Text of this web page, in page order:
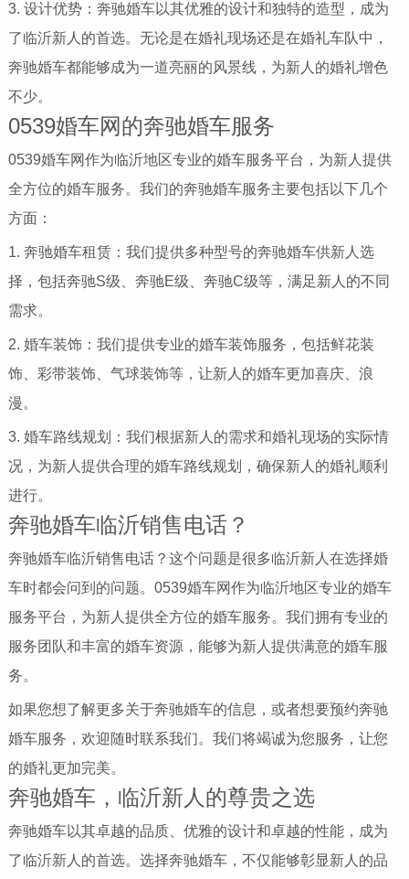
3. 设计优势：奔驰婚车以其优雅的设计和独特的造型，成为
了临沂新人的首选。无论是在婚礼现场还是在婚礼车队中，
奔驰婚车都能够成为一道亮丽的风景线，为新人的婚礼增色
不少。
0539婚车网的奔驰婚车服务
0539婚车网作为临沂地区专业的婚车服务平台，为新人提供
全方位的婚车服务。我们的奔驰婚车服务主要包括以下几个
方面：
1. 奔驰婚车租赁：我们提供多种型号的奔驰婚车供新人选
择，包括奔驰S级、奔驰E级、奔驰C级等，满足新人的不同
需求。
2. 婚车装饰：我们提供专业的婚车装饰服务，包括鲜花装
饰、彩带装饰、气球装饰等，让新人的婚车更加喜庆、浪
漫。
3. 婚车路线规划：我们根据新人的需求和婚礼现场的实际情
况，为新人提供合理的婚车路线规划，确保新人的婚礼顺利
进行。
奔驰婚车临沂销售电话？
奔驰婚车临沂销售电话？这个问题是很多临沂新人在选择婚
车时都会问到的问题。0539婚车网作为临沂地区专业的婚车
服务平台，为新人提供全方位的婚车服务。我们拥有专业的
服务团队和丰富的婚车资源，能够为新人提供满意的婚车服
务。
如果您想了解更多关于奔驰婚车的信息，或者想要预约奔驰
婚车服务，欢迎随时联系我们。我们将竭诚为您服务，让您
的婚礼更加完美。
奔驰婚车，临沂新人的尊贵之选
奔驰婚车以其卓越的品质、优雅的设计和卓越的性能，成为
了临沂新人的首选。选择奔驰婚车，不仅能够彰显新人的品